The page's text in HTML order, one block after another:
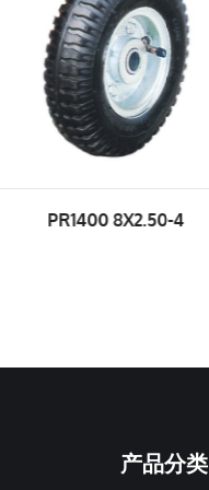
PR1401 8X2.50-4
产品分类